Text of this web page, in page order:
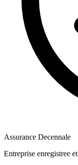
Assurance Decennale
Entreprise enregistree